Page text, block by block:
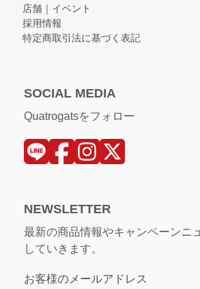
店舗｜イベント
採用情報
特定商取引法に基づく表記
SOCIAL MEDIA
Quatrogatsをフォロー
NEWSLETTER
最新の商品情報やキャンペーンニ
していきます。
お客様のメールアドレス